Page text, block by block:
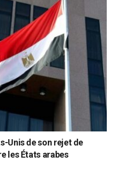
Unis de son rejet de
les États arabes